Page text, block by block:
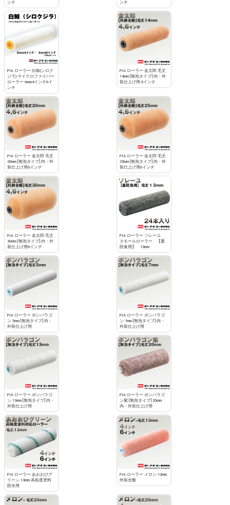
ンチ ンチ
PIA ローラー 白鯨(シロク
ジラ) マイクロファイバー
ローラー 6mm4インチ6イ
ンチ
PIA ローラー 金太郎 毛丈
14mm [無泡タイプ] 内・外
装仕上げ用 6インチ
PIA ローラー 金太郎 毛丈
20mm [無泡タイプ] 内・外
装仕上げ用6インチ
PIA ローラー 金太郎 毛丈
25mm [無泡タイプ] 内・外
装仕上げ用6インチ
PIA ローラー 金太郎 毛丈
30mm [無泡タイプ] 内・外
装仕上げ用6インチ
PIA ローラー ソレーユ
スモールローラー 【重
防食用】 13mm
PIA ローラー ボンパラゴ
ン 5mm [無泡タイプ] 内・
外装仕上げ用
PIA ローラー ボンパラゴ
ン 7mm [無泡タイプ] 内・
外装仕上げ用
PIA ローラー ボンパラゴ
ン 13mm [無泡タイプ] 内・
外装仕上げ用
PIA ローラー ボンパラゴ
ン紫 [無泡タイプ] 20mm
内・外装仕上げ用
PIA ローラー あおおびグ
リーン 13mm 高粘度塗料
防水用
PIA ローラー メロン 13mm
外装全般